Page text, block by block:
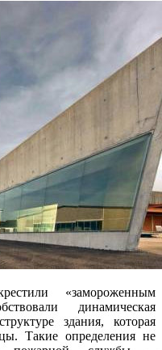
«замороженным
динамическая
здания, которая
Такие определения не